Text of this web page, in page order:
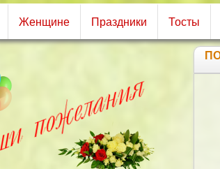
Женщине Праздники Тосты